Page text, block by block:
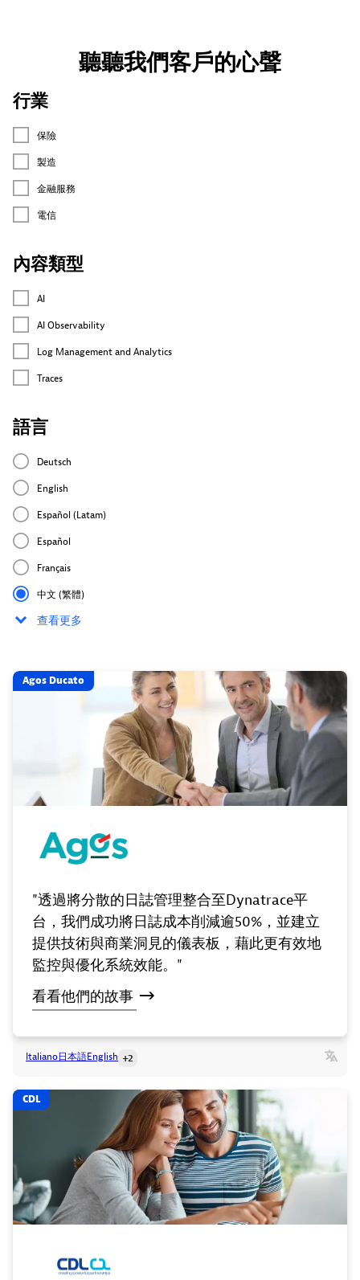
聽聽我們客戶的心聲
行業
保險
製造
金融服務
電信
內容類型
AI
AI Observability
Log Management and Analytics
Traces
語言
Deutsch
English
Español (Latam)
Español
Français
中文 (繁體)
查看更多
Agos Ducato
"透過將分散的日誌管理整合至Dynatrace平
台，我們成功將日誌成本削減逾50%，並建立
提供技術與商業洞見的儀表板，藉此更有效地
監控與優化系統效能。"
看看他們的故事
Italiano日本語English +2
CDL